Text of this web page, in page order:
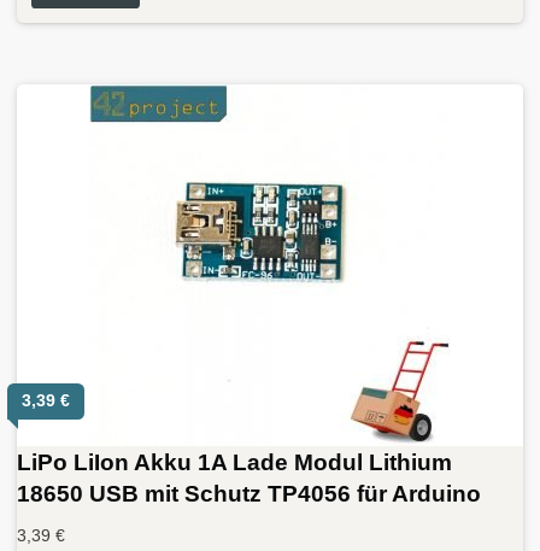
3,39 €
LiPo LiIon Akku 1A Lade Modul Lithium
18650 USB mit Schutz TP4056 für Arduino
3,39 €